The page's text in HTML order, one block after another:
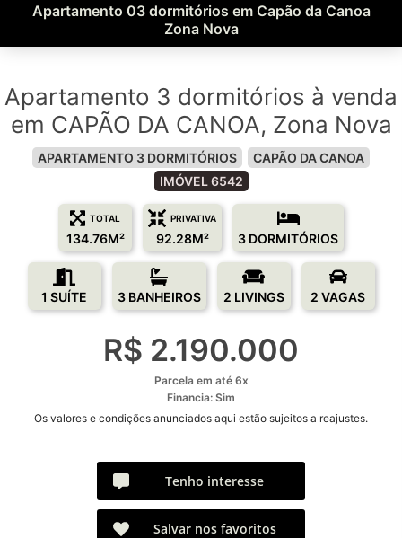
Apartamento 03 dormitórios em Capão da Canoa
Zona Nova
Apartamento 3 dormitórios à venda
em CAPÃO DA CANOA, Zona Nova
APARTAMENTO 3 DORMITÓRIOS
CAPÃO DA CANOA
IMÓVEL 6542
TOTAL
134.76M²
PRIVATIVA
92.28M² 3 DORMITÓRIOS
1 SUÍTE 3 BANHEIROS 2 LIVINGS 2 VAGAS
R$ 2.190.000
Parcela em até 6x
Financia: Sim
Os valores e condições anunciados aqui estão sujeitos a reajustes.
Tenho interesse
Salvar nos favoritos